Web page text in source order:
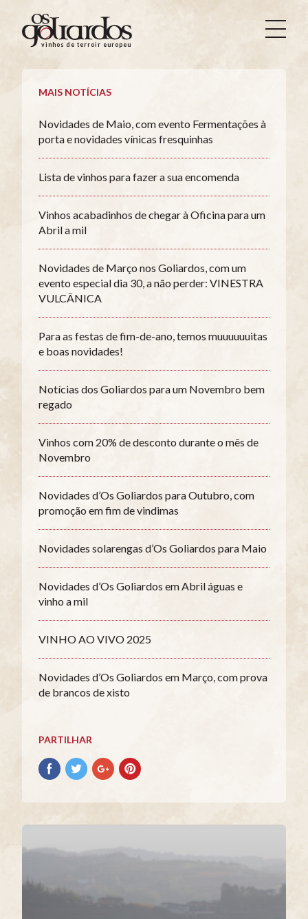
Os
Goliardos
Vinhos
Terroir
vinhos de terroir europeus
MAIS NOTÍCIAS
Novidades de Maio, com evento Fermentações à
porta e novidades vínicas fresquinhas
Lista de vinhos para fazer a sua encomenda
Vinhos acabadinhos de chegar à Oficina para um
Abril a mil
Novidades de Março nos Goliardos, com um
evento especial dia 30, a não perder: VINESTRA
VULCÂNICA
Para as festas de fim-de-ano, temos muuuuuuitas
e boas novidades!
Notícias dos Goliardos para um Novembro bem
regado
Vinhos com 20% de desconto durante o mês de
Novembro
Novidades d’Os Goliardos para Outubro, com
promoção em fim de vindimas
Novidades solarengas d’Os Goliardos para Maio
Novidades d’Os Goliardos em Abril águas e
vinho a mil
VINHO AO VIVO 2025
Novidades d’Os Goliardos em Março, com prova
de brancos de xisto
PARTILHAR
Partilhar
no
Partilhar
no
Partilhar
no
Partilhar
no